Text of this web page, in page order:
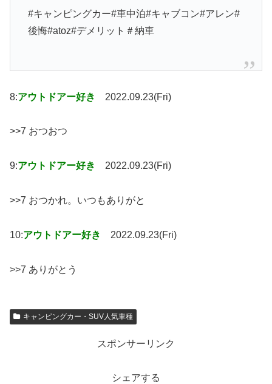
#キャンピングカー#車中泊#キャブコン#アレン#
後悔#atoz#デメリット＃納車
8:アウトドアー好き 2022.09.23(Fri)
>>7 おつおつ
9:アウトドアー好き 2022.09.23(Fri)
>>7 おつかれ。いつもありがと
10:アウトドアー好き 2022.09.23(Fri)
>>7 ありがとう
キャンピングカー・SUV人気車種
スポンサーリンク
シェアする